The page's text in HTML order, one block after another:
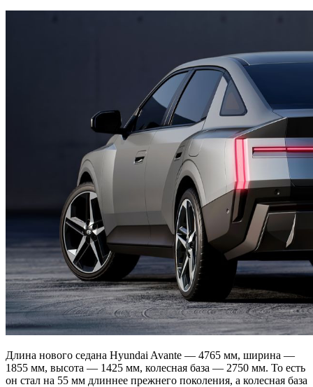
Длина нового седана Hyundai Avante — 4765 мм, ширина —
1855 мм, высота — 1425 мм, колесная база — 2750 мм. То есть
он стал на 55 мм длиннее прежнего поколения, а колесная база